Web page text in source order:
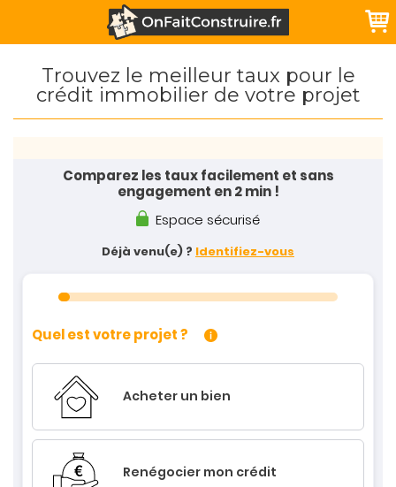
Trouvez le meilleur taux pour le
crédit immobilier de votre projet